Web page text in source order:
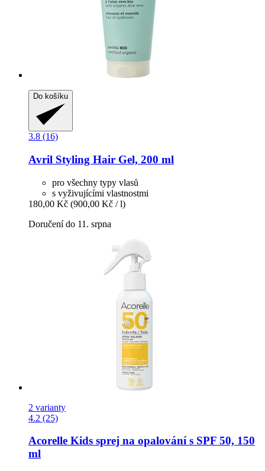
Do košíku
3.8 (16)
Avril Styling Hair Gel, 200 ml
pro všechny typy vlasů
s vyživujícími vlastnostmi
180,00 Kč (900,00 Kč / l)
Doručení do 11. srpna
2 varianty
4.2 (25)
Acorelle Kids sprej na opalování s SPF 50, 150
ml